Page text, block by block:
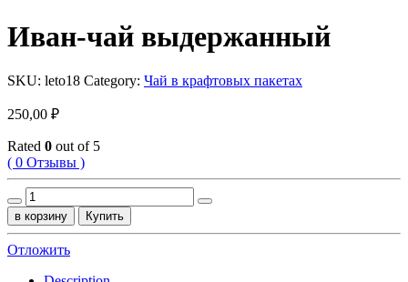
Иван-чай выдержанный
SKU: leto18 Category: Чай в крафтовых пакетах
250,00 ₽
Rated 0 out of 5
( 0 Отзывы )
Иван-
чай
выдержанный
в корзину Купить
Отложить